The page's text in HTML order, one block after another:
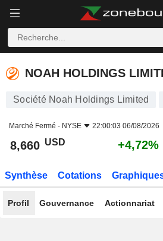
NOAH HOLDINGS LIMITED
NOAH HOLDINGS
Société Noah Holdings Limited
Marché Fermé - NYSE 22:00:03 06/08/2026
8,660 USD +4,72%
Synthèse Cotations
Profil Gouvernance Actionnariat